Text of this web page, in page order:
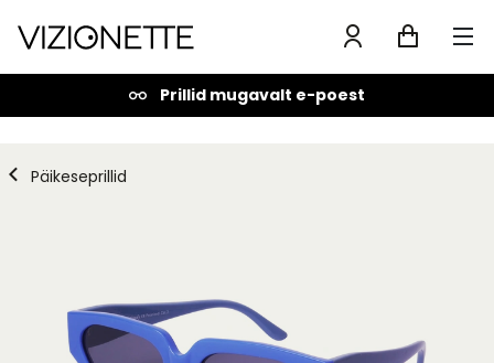
Prillid mugavalt e-poest
Päikeseprillid